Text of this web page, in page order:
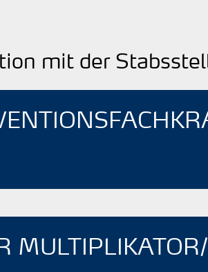
mit der